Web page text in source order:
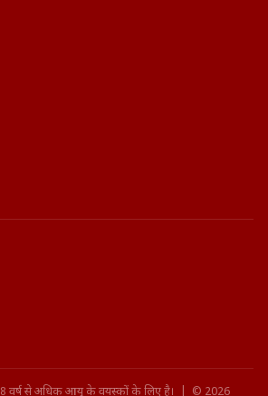
वर्ष से अधिक आयु के वयस्कों के लिए है। | © 2026